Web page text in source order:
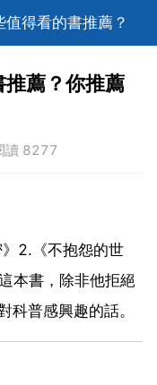
得看的書推薦？
薦？你推薦
8277
2.《不抱怨的世
本書，除非他拒絕
科普感興趣的話。